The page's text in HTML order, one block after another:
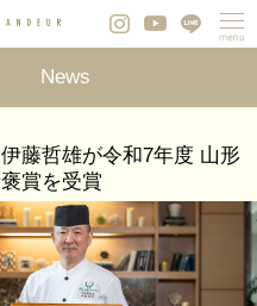
News
藤哲雄が令和7年度 山形
賞を受賞